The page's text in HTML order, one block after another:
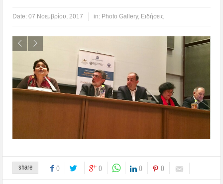
Date:07 Νοεμβρίου, 2017 in: Photo Gallery, Ειδήσεις
share 0 0 0 0